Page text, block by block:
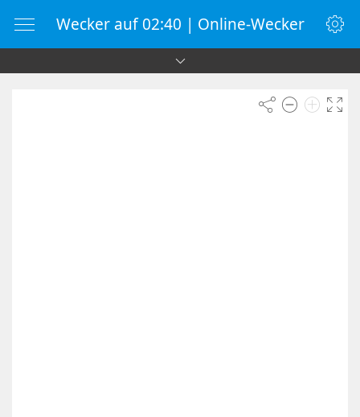
Wecker auf 02:40 | Online-Wecker